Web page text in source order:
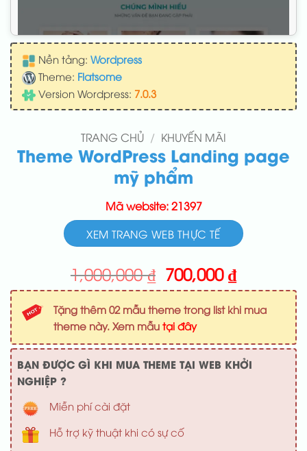
Nền tảng: Wordpress
Theme: Flatsome
Version Wordpress: 7.0.3
TRANG CHỦ / KHUYẾN MÃI
Theme WordPress Landing page
mỹ phẩm
Mã website: 21397
XEM TRANG WEB THỰC TẾ
1,000,000₫ Giá
gốc
là:
1,000,000 ₫.
700,000₫Giá
hiện
tại
700,000
Tặng thêm 02 mẫu theme trong list khi mua
theme này. Xem mẫu tại đây
BẠN ĐƯỢC GÌ KHI MUA THEME TẠI WEB KHỞI
NGHIỆP ?
Miễn phí cài đặt
Hỗ trợ kỹ thuật khi có sự cố